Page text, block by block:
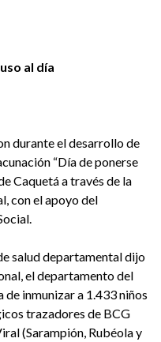
al día
durante el desarrollo de
“Día de ponerse
Caquetá a través de la
con el apoyo del
salud departamental dijo
el departamento del
inmunizar a 1.433 niños
trazadores de BCG
(Sarampión, Rubéola y